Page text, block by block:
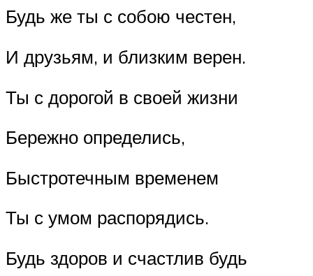
Будь же ты с собою честен,
И друзьям, и близким верен.
Ты с дорогой в своей жизни
Бережно определись,
Быстротечным временем
Ты с умом распорядись.
Будь здоров и счастлив будь